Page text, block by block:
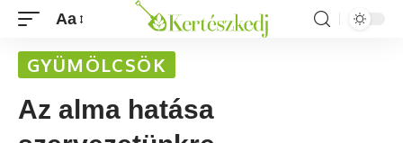
Aa
GYÜMÖLCSÖK
Az alma hatása